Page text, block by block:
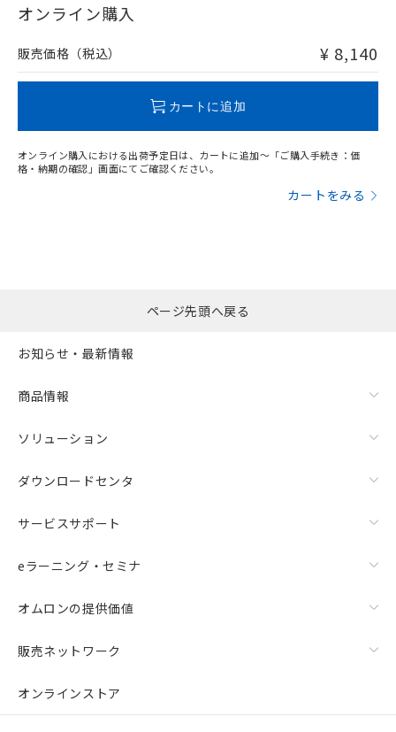
在庫等で未対応品が混在する可能性があります。
問い合わせください。
オンライン購入
販売価格（税込） ¥ 8,140
カートに追加
オンライン購入における出荷予定日は、カートに追加～「ご購入手続き：価
格・納期の確認」画面にてご確認ください。
カートをみる
ページ先頭へ戻る
お知らせ・最新情報
商品情報
ソリューション
ダウンロードセンタ
サービスサポート
eラーニング・セミナ
オムロンの提供価値
販売ネットワーク
オンラインストア